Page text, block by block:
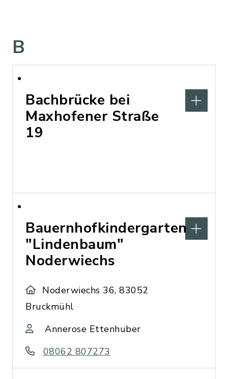
B
Bachbrücke bei
Maxhofener Straße
19
Bauernhofkindergarten
"Lindenbaum"
Noderwiechs
Noderwiechs 36, 83052
Bruckmühl
Annerose Ettenhuber
08062 807273